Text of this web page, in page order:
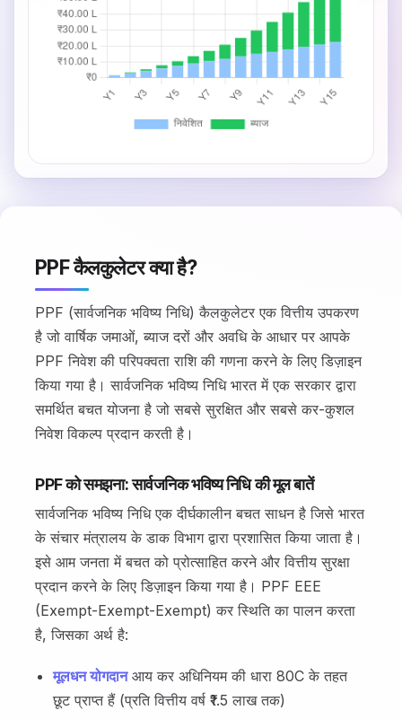
PPF कैलकुलेटर क्या है?
PPF (सार्वजनिक भविष्य निधि) कैलकुलेटर एक वित्तीय उपकरण
है जो वार्षिक जमाओं, ब्याज दरों और अवधि के आधार पर आपके
PPF निवेश की परिपक्वता राशि की गणना करने के लिए डिज़ाइन
किया गया है। सार्वजनिक भविष्य निधि भारत में एक सरकार द्वारा
समर्थित बचत योजना है जो सबसे सुरक्षित और सबसे कर-कुशल
निवेश विकल्प प्रदान करती है।
PPF को समझना: सार्वजनिक भविष्य निधि की मूल बातें
सार्वजनिक भविष्य निधि एक दीर्घकालीन बचत साधन है जिसे भारत
के संचार मंत्रालय के डाक विभाग द्वारा प्रशासित किया जाता है।
इसे आम जनता में बचत को प्रोत्साहित करने और वित्तीय सुरक्षा
प्रदान करने के लिए डिज़ाइन किया गया है। PPF EEE
(Exempt-Exempt-Exempt) कर स्थिति का पालन करता
है, जिसका अर्थ है:
मूलधन योगदानआय कर अधिनियम की धारा 80C के तहत
छूट प्राप्त हैं (प्रति वित्तीय वर्ष ₹1.5 लाख तक)